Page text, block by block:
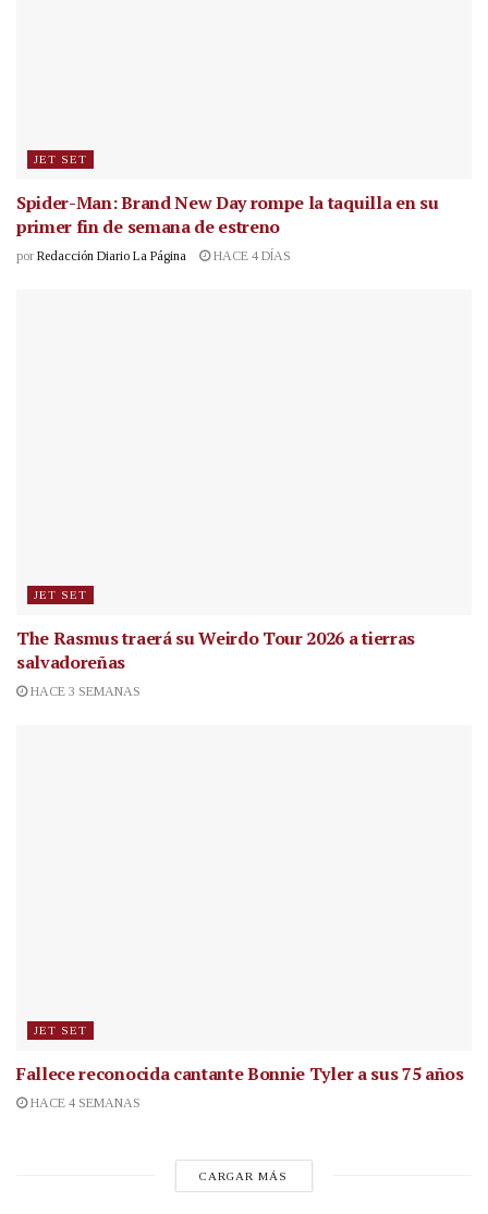
JET SET
Spider-Man: Brand New Day rompe la taquilla en su
primer fin de semana de estreno
por Redacción Diario La Página HACE 4 DÍAS
JET SET
The Rasmus traerá su Weirdo Tour 2026 a tierras
salvadoreñas
HACE 3 SEMANAS
JET SET
Fallece reconocida cantanteBonnie Tyler a sus 75 años
HACE 4 SEMANAS
CARGAR MÁS